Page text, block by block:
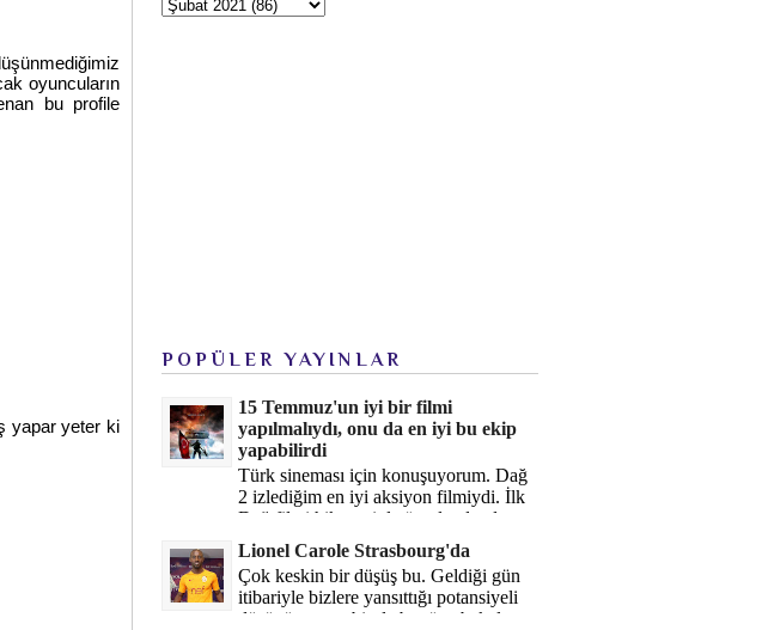
oyuncuların
bu profile
yapar yeter ki
POPÜLER YAYINLAR
15 Temmuz'un iyi bir filmi
yapılmalıydı, onu da en iyi bu ekip
yapabilirdi
Türk sineması için konuşuyorum. Dağ
2 izlediğim en iyi aksiyon filmiydi. İlk
Dağ filmi hikayesiyle ön plandaydı,
Dağ 2 ise belki o hika...
Lionel Carole Strasbourg'da
Çok keskin bir düşüş bu. Geldiği gün
itibariyle bizlere yansıttığı potansiyeli
düşünüyorum, bir de bugüne bakalım.